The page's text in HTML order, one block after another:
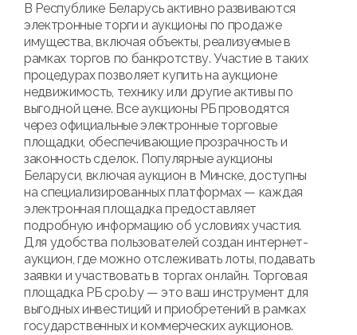
В Республике Беларусь активно развиваются
электронные торги и аукционы по продаже
имущества, включая объекты, реализуемые в
рамках торгов по банкротству. Участие в таких
процедурах позволяет купить на аукционе
недвижимость, технику или другие активы по
выгодной цене. Все аукционы РБ проводятся
через официальные электронные торговые
площадки, обеспечивающие прозрачность и
законность сделок. Популярные аукционы
Беларуси, включая аукцион в Минске, доступны
на специализированных платформах — каждая
электронная площадка предоставляет
подробную информацию об условиях участия.
Для удобства пользователей создан интернет-
аукцион, где можно отслеживать лоты, подавать
заявки и участвовать в торгах онлайн. Торговая
площадка РБ cpo.by — это ваш инструмент для
выгодных инвестиций и приобретений в рамках
государственных и коммерческих аукционов.